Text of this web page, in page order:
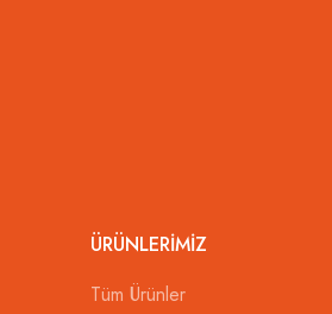
ÜRÜNLERIMIZ
Tüm Ürünler